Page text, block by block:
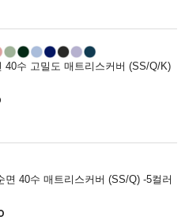
40수 고밀도 매트리스커버 (SS/Q/K)
면 40수 매트리스커버 (SS/Q) -5컬러